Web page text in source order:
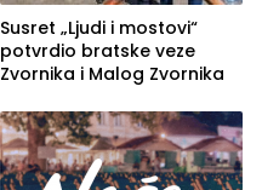
Susret „Ljudi i mostovi“
potvrdio bratske veze
Zvornika i Malog Zvornika